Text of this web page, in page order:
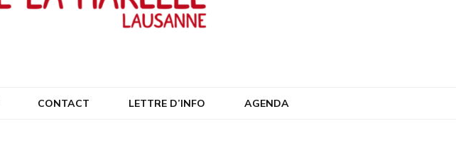
CONTACT LETTRE D’INFO AGENDA